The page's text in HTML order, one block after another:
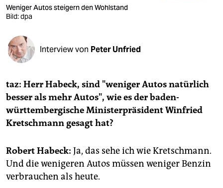
veranstaltungen
fragen & hilfe
unterstützen
abo
genossenschaft
epaper login
Weniger Autos steigern den Wohlstand
Bild: dpa
Interview von Peter Unfried
taz: Herr Habeck, sind "weniger Autos natürlich
besser als mehr Autos", wie es der baden-
württembergische Ministerpräsident Winfried
Kretschmann gesagt hat?
Robert Habeck: Ja, das sehe ich wie Kretschmann.
Und die wenigeren Autos müssen weniger Benzin
verbrauchen als heute.